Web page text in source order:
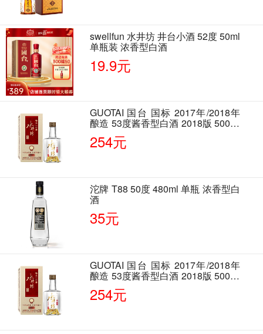
swellfun 水井坊 井台小酒 52度 50ml
单瓶装 浓香型白酒
19.9元
GUOTAI 国台 国标 2017年/2018年
酿造 53度酱香型白酒 2018版 500ml
单瓶装
254元
沱牌 T88 50度 480ml 单瓶 浓香型白
酒
35元
GUOTAI 国台 国标 2017年/2018年
酿造 53度酱香型白酒 2018版 500ml
单瓶装
254元